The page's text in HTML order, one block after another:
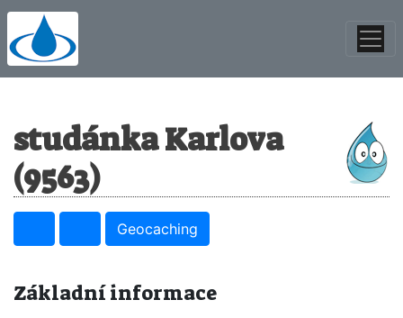
studánka Karlova
(9563)
Geocaching
Základní informace